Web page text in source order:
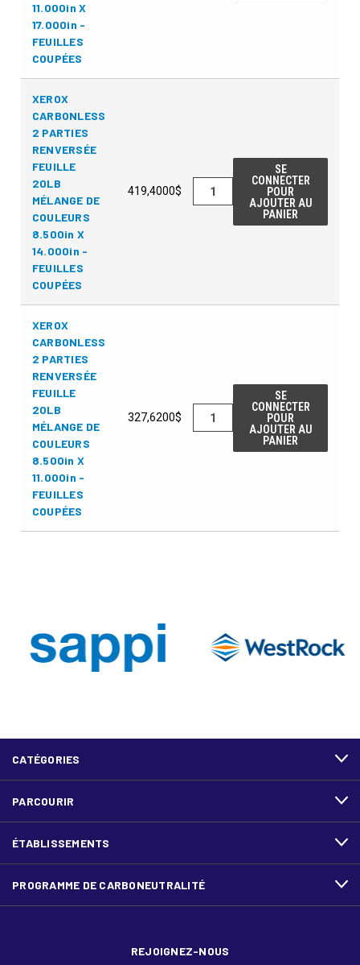
11.000in X
17.000in -
FEUILLES
COUPÉES
XEROX
CARBONLESS
2 PARTIES
RENVERSÉE
FEUILLE
20LB
MÉLANGE DE
COULEURS
8.500in X
14.000in -
FEUILLES
COUPÉES
419,4000$
SE
CONNECTER
POUR
AJOUTER AU
PANIER
XEROX
CARBONLESS
2 PARTIES
RENVERSÉE
FEUILLE
20LB
MÉLANGE DE
COULEURS
8.500in X
11.000in -
FEUILLES
COUPÉES
327,6200$
SE
CONNECTER
POUR
AJOUTER AU
PANIER
CATÉGORIES
PARCOURIR
ÉTABLISSEMENTS
PROGRAMME DE CARBONEUTRALITÉ
REJOIGNEZ-NOUS